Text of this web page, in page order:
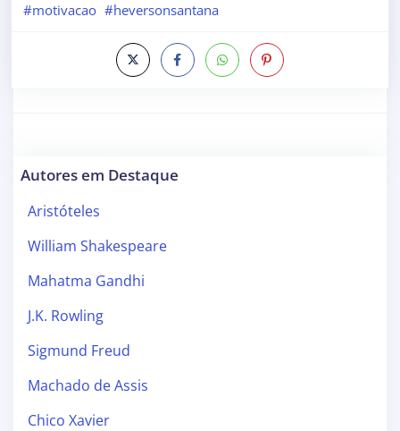
#motivacao #heversonsantana
Autores em Destaque
Aristóteles
William Shakespeare
Mahatma Gandhi
J.K. Rowling
Sigmund Freud
Machado de Assis
Chico Xavier